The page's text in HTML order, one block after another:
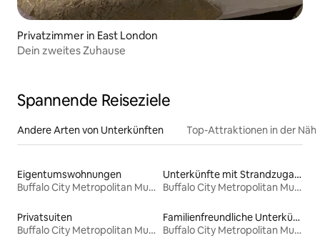
Privatzimmer in East London
Dein zweites Zuhause
Spannende Reiseziele
Andere Arten von Unterkünften Top-Attraktionen in der
Eigentumswohnungen
Buffalo City Metropolitan Municipality
Unterkünfte mit Strandzugang
Buffalo City Metropolitan Municipality
Privatsuiten
Buffalo City Metropolitan Municipality
Familienfreundliche Unterkünfte
Buffalo City Metropolitan Municipality